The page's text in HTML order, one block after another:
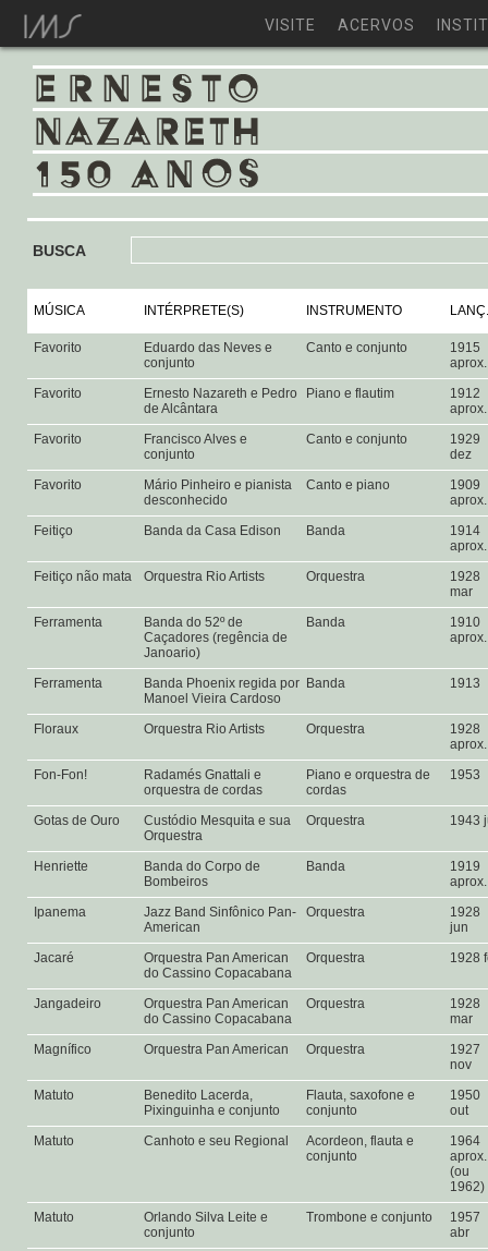
VISITE ACERVOS
BUSCA
MÚSICA INTÉRPRETE(S) INSTRUMENTO LANÇ.
Favorito
Eduardo das Neves e
conjunto
Canto e conjunto
1915
Favorito
Ernesto Nazareth e Pedro
de Alcântara
Piano e flautim
1912
Favorito
Francisco Alves e
conjunto
Canto e conjunto
1929
dez
Favorito
Mário Pinheiro e pianista
desconhecido
Canto e piano
1909
Feitiço
Banda da Casa Edison Banda
1914
Feitiço não mata
Orquestra Rio Artists Orquestra
1928
mar
Ferramenta
Banda do 52º de
Caçadores (regência de
Janoario)
Banda
1910
Ferramenta
Banda Phoenix regida por
Manoel Vieira Cardoso
Banda 1913
Floraux Orquestra Rio Artists Orquestra
1928
Fon-Fon!
Radamés Gnattali e
orquestra de cordas
Piano e orquestra de
cordas
1953
Gotas de Ouro
Custódio Mesquita e sua
Orquestra
Orquestra 1943
Henriette
Banda do Corpo de
Bombeiros
Banda
1919
Ipanema
Jazz Band Sinfônico Pan-
American
Orquestra
1928
jun
Jacaré
Orquestra Pan American
do Cassino Copacabana
Orquestra 1928
Jangadeiro
Orquestra Pan American
do Cassino Copacabana
Orquestra
1928
mar
Magnífico
Orquestra Pan American Orquestra
1927
nov
Matuto
Benedito Lacerda,
Pixinguinha e conjunto
Flauta, saxofone e
conjunto
1950
out
Matuto
Canhoto e seu Regional
Acordeon, flauta e
conjunto
1964
aprox.
(ou
1962)
Matuto
Orlando Silva Leite e
conjunto
Trombone e conjunto
1957
abr